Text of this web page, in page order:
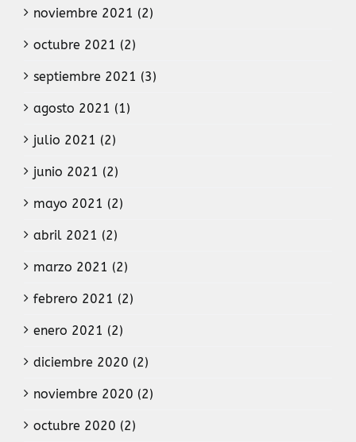
noviembre 2021 (2)
octubre 2021 (2)
septiembre 2021 (3)
agosto 2021 (1)
julio 2021 (2)
junio 2021 (2)
mayo 2021 (2)
abril 2021 (2)
marzo 2021 (2)
febrero 2021 (2)
enero 2021 (2)
diciembre 2020 (2)
noviembre 2020 (2)
octubre 2020 (2)